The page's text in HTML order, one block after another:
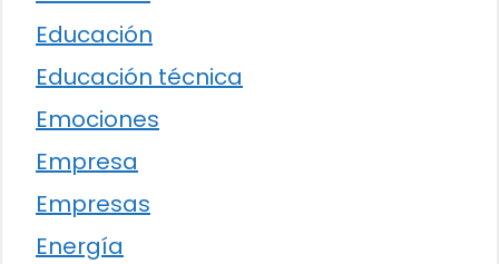
Educación
Educación técnica
Emociones
Empresa
Empresas
Energía